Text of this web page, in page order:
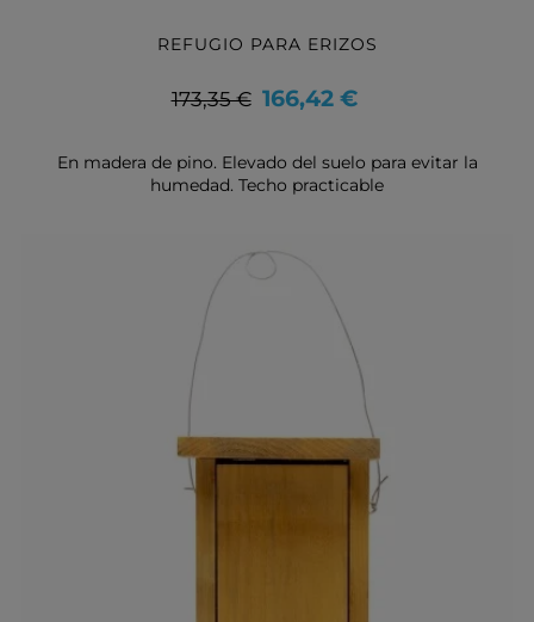
REFUGIO PARA ERIZOS
Precio
base
173,35 € Precio
166,42 €
En madera de pino. Elevado del suelo para evitar la
humedad. Techo practicable